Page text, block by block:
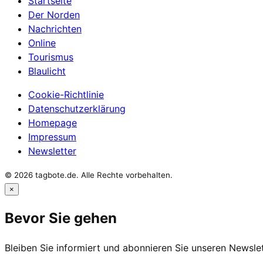
Der Norden
Nachrichten
Online
Tourismus
Blaulicht
Cookie-Richtlinie
Datenschutzerklärung
Homepage
Impressum
Newsletter
© 2026 tagbote.de. Alle Rechte vorbehalten.
×
Bevor Sie gehen
Bleiben Sie informiert und abonnieren Sie unseren